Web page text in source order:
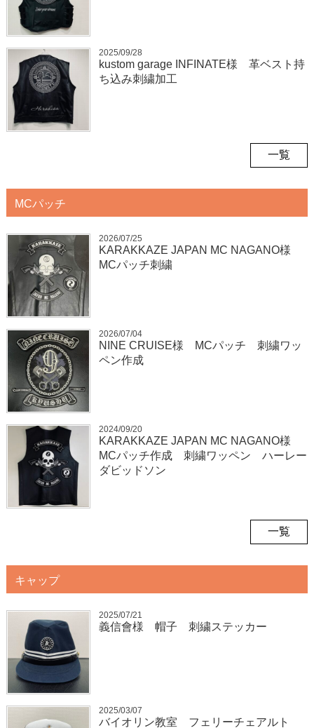
2025/09/28
kustom garage INFINATE様 革ベスト持
ち込み刺繍加工
一覧
MCパッチ
2026/07/25
KARAKKAZE JAPAN MC NAGANO様
MCパッチ刺繍
2026/07/04
NINE CRUISE様 MCパッチ 刺繍ワッ
ペン作成
2024/09/20
KARAKKAZE JAPAN MC NAGANO様
MCパッチ作成 刺繍ワッペン ハーレー
ダビッドソン
一覧
キャップ
2025/07/21
義信會様 帽子 刺繍ステッカー
2025/03/07
バイオリン教室 フェリーチェアルト